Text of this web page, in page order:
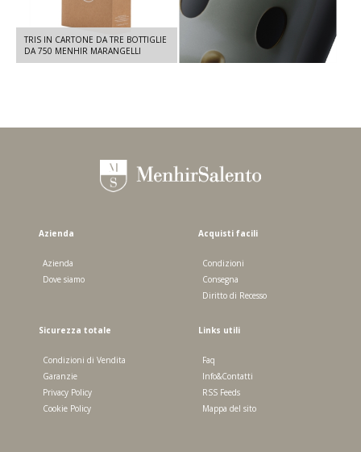
TRIS IN CARTONE DA TRE BOTTIGLIE
DA 750 MENHIR MARANGELLI
PEPE DOC TERRA D'OTRANTO -
NEGROAMARO 2024 - 750 ML
Azienda
Azienda
Dove siamo
Acquisti facili
Condizioni
Consegna
Diritto di Recesso
Sicurezza totale
Condizioni di Vendita
Garanzie
Privacy Policy
Cookie Policy
Links utili
Faq
Info&Contatti
RSS Feeds
Mappa del sito